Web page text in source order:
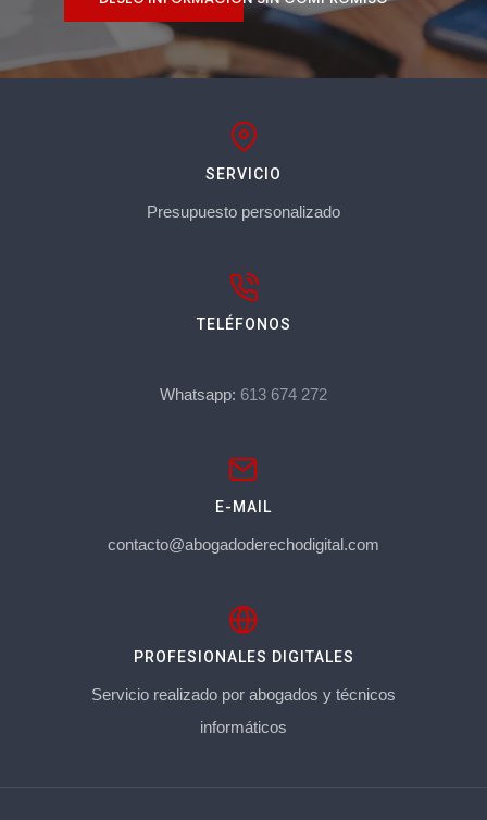
SERVICIO
Presupuesto personalizado
TELÉFONOS
Whatsapp: 613 674 272
E-MAIL
contacto@abogadoderechodigital.com
PROFESIONALES DIGITALES
Servicio realizado por abogados y técnicos
informáticos